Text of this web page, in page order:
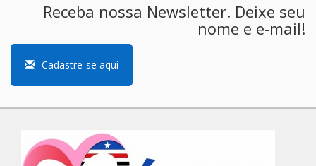
Receba nossa Newsletter. Deixe seu
nome e e-mail!
Cadastre-se aqui